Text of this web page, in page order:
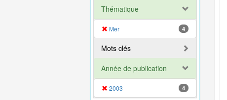
Thématique
Mer 4
Mots clés
Année de publication
2003 4